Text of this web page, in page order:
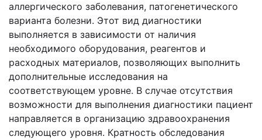
аллергического заболевания, патогенетического
варианта болезни. Этот вид диагностики
выполняется в зависимости от наличия
необходимого оборудования, реагентов и
расходных материалов, позволяющих выполнить
дополнительные исследования на
соответствующем уровне. В случае отсутствия
возможности для выполнения диагностики пациент
направляется в организацию здравоохранения
следующего уровня. Кратность обследования